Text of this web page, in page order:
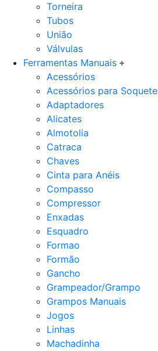
Torneira
Tubos
União
Válvulas
Ferramentas Manuais
Acessórios
Acessórios para Soquete
Adaptadores
Alicates
Almotolia
Catraca
Chaves
Cinta para Anéis
Compasso
Compressor
Enxadas
Esquadro
Formao
Formão
Gancho
Grampeador/Grampo
Grampos Manuais
Jogos
Linhas
Machadinha